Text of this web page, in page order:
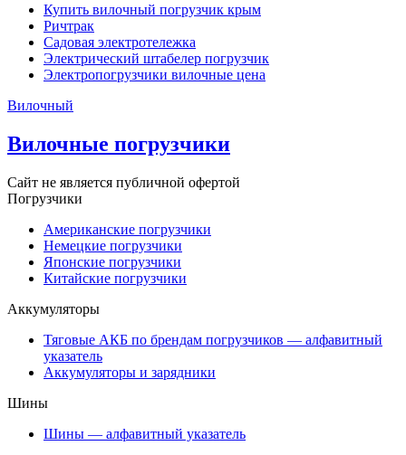
Купить вилочный погрузчик крым
Ричтрак
Садовая электротележка
Электрический штабелер погрузчик
Электропогрузчики вилочные цена
Вилочный
Вилочные погрузчики
Сайт не является публичной офертой
Погрузчики
Американские погрузчики
Немецкие погрузчики
Японские погрузчики
Китайские погрузчики
Аккумуляторы
Тяговые АКБ по брендам погрузчиков — алфавитный
указатель
Аккумуляторы и зарядники
Шины
Шины — алфавитный указатель